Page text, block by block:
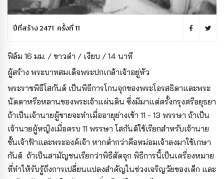
ปีที่สร้าง 2471 ครั้งที่ 11
ฟิล์ม 16 มม. / ขาวดำ / เงียบ / 14 นาที
ผู้สร้าง พระบาทสมเด็จพระปกเกล้าเจ้าอยู่หัว
พระราชพิธีโสกันต์ เป็นพิธีการโกนจุกของพระโอรสธิดาและพระ
นัดดาหรือหลานของพระเจ้าแผ่นดิน ซึ่งมีมาแต่ครั้งกรุงศรีอยุธยา
ถ้าเป็นเจ้านายผู้ชายจะทำเมื่ออายุย่างเข้า 11 - 13 พรรษา ถ้าเป็น
เจ้านายผู้หญิงเมื่อครบ 11 พรรษา โสกันต์ใช้เรียกสำหรับเจ้านาย
ชั้นเจ้าฟ้าและพระองค์เจ้า หากต่ำกว่าคือหม่อมเจ้าลงมาใช้เกษา
กันต์ ถ้าเป็นสามัญชนเรียกว่าพิธีตัดจุก พิธีการนี้เป็นเครื่องหมาย
ที่ทำให้รับรู้ถึงการเปลี่ยนแปลงสำคัญในช่วงเจริญวัยของเด็ก และ